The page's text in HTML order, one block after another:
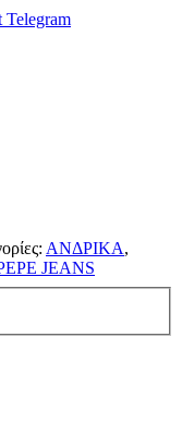
Telegram
ΑΝΔΡΙΚΑ,
JEANS